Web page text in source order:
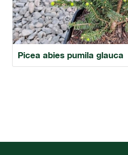
Picea abies pumila glauca